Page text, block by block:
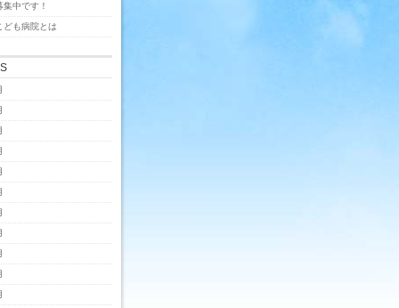
中です！
ども病院とは